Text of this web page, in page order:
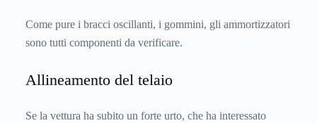
Come pure i bracci oscillanti, i gommini, gli ammortizzatori
sono tutti componenti da verificare.
Allineamento del telaio
Se la vettura ha subito un forte urto, che ha interessato